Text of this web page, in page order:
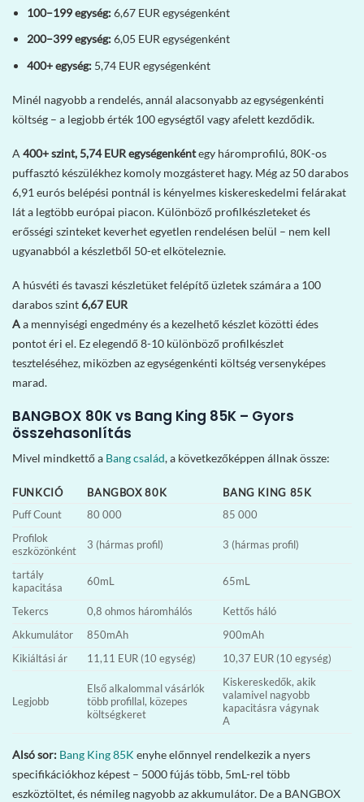
100–199 egység:6,67 EUR egységenként
200–399 egység:6,05 EUR egységenként
400+ egység: 5,74 EUR egységenként
Minél nagyobb a rendelés, annál alacsonyabb az egységenkénti
költség – a legjobb érték 100 egységtől vagy afelett kezdődik.
A 400+ szint, 5,74 EUR egységenkéntegy háromprofilú, 80K-os
puffasztó készülékhez komoly mozgásteret hagy. Még az 50 darabos
6,91 eurós belépési pontnál is kényelmes kiskereskedelmi felárakat
lát a legtöbb európai piacon. Különböző profilkészleteket és
erősségi szinteket keverhet egyetlen rendelésen belül – nem kell
ugyanabból a készletből 50-et elköteleznie.
A húsvéti és tavaszi készletüket felépítő üzletek számára a 100
darabos szint6,67 EUR
Aa mennyiségi engedmény és a kezelhető készlet közötti édes
pontot éri el. Ez elegendő 8-10 különböző profilkészlet
teszteléséhez, miközben az egységenkénti költség versenyképes
marad.
BANGBOX 80K vs Bang King 85K – Gyors
összehasonlítás
Mivel mindkettő a Bang család, a következőképpen állnak össze:
FUNKCIÓ BANGBOX 80K
BANG KING 85K
Puff Count
80 000
85 000
Profilok
eszközönként
3 (hármas profil) 3 (hármas profil)
tartály
kapacitása
60mL 65mL
Tekercs 0,8 ohmos háromhálós
Kettős háló
Akkumulátor
850mAh
900mAh
Kikiáltási ár
11,11 EUR (10 egység) 10,37 EUR (10 egység)
Legjobb
Első alkalommal vásárlók
több profillal, közepes
költségkeret
Kiskereskedők, akik
valamivel nagyobb
kapacitásra vágynak
A
Alsó sor: Bang King 85K enyhe előnnyel rendelkezik a nyers
specifikációkhoz képest – 5000 fújás több, 5mL-rel több
eszköztöltet, és némileg nagyobb az akkumulátor. De a BANGBOX